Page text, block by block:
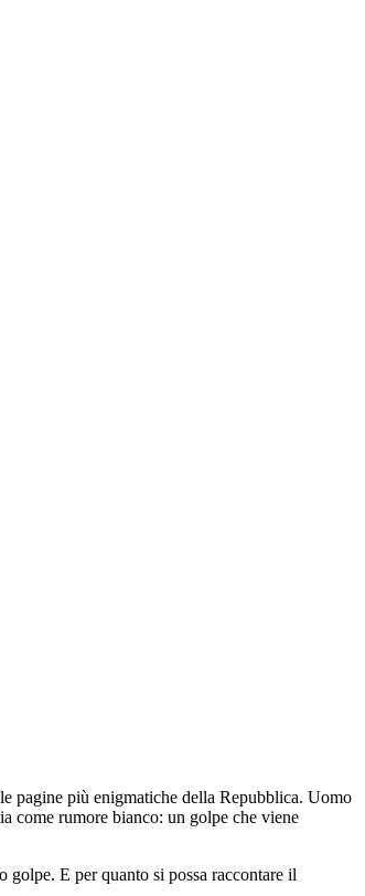
pagine più enigmatiche della Repubblica. Uomo
come rumore bianco: un golpe che viene
E per quanto si possa raccontare il